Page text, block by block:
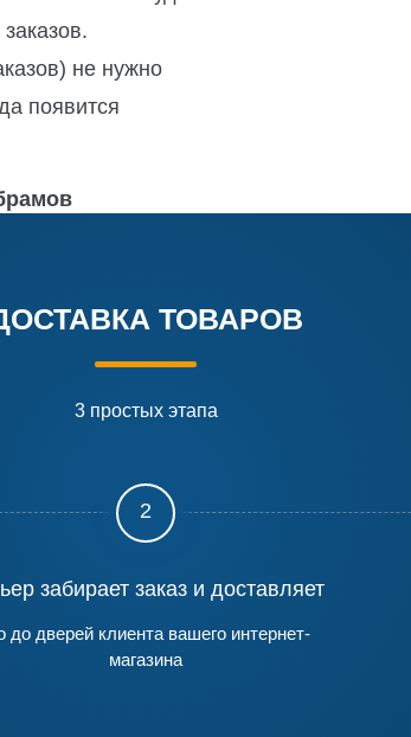
не нужно
появится
ТОВАРОВ
3 простых этапа
2
забирает заказ и доставляет
до дверей клиента вашего интернет-
магазина